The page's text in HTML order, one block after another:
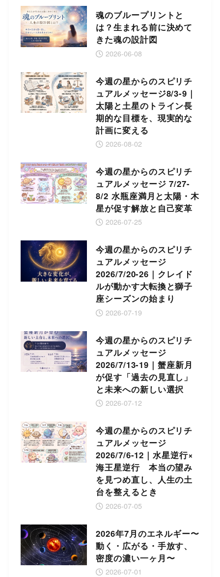
魂のブループリントと
は？生まれる前に決めて
きた魂の設計図
2026-06-08
今週の星からのスピリチ
ュアルメッセージ8/3-9｜
太陽と土星のトライン長
期的な目標を、現実的な
計画に変える
2026-08-02
今週の星からのスピリチ
ュアルメッセージ 7/27-
8/2 水瓶座満月と太陽・木
星が促す解放と自己変革
2026-07-25
今週の星からのスピリチ
ュアルメッセージ
2026/7/20-26｜クレイド
ルが動かす大転換と獅子
座シーズンの始まり
2026-07-19
今週の星からのスピリチ
ュアルメッセージ
2026/7/13-19｜蟹座新月
が促す「過去の見直し」
と未来への新しい選択
2026-07-12
今週の星からのスピリチ
ュアルメッセージ
2026/7/6-12｜水星逆行×
海王星逆行 本当の望み
を見つめ直し、人生の土
台を整えるとき
2026-07-05
2026年7月のエネルギー〜
動く・広がる・手放す、
密度の濃い一ヶ月〜
2026-07-01